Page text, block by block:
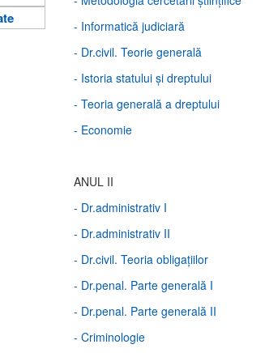
- Informatică judiciară
- Dr.civil. Teorie generală
- Istoria statului şi dreptului
- Teoria generală a dreptului
- Economie
ANUL II
- Dr.administrativ I
- Dr.administrativ II
- Dr.civil. Teoria obligaţiilor
- Dr.penal. Parte generală I
- Dr.penal. Parte generală II
- Criminologie